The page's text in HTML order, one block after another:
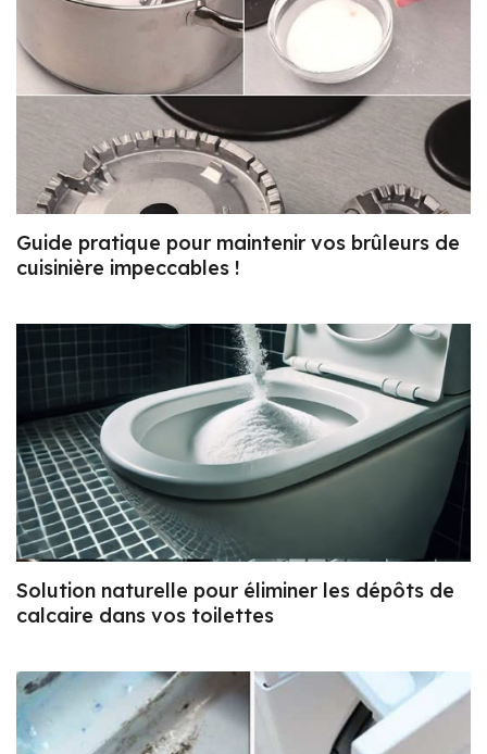
Guide pratique pour maintenir vos brûleurs de
cuisinière impeccables !
Solution naturelle pour éliminer les dépôts de
calcaire dans vos toilettes